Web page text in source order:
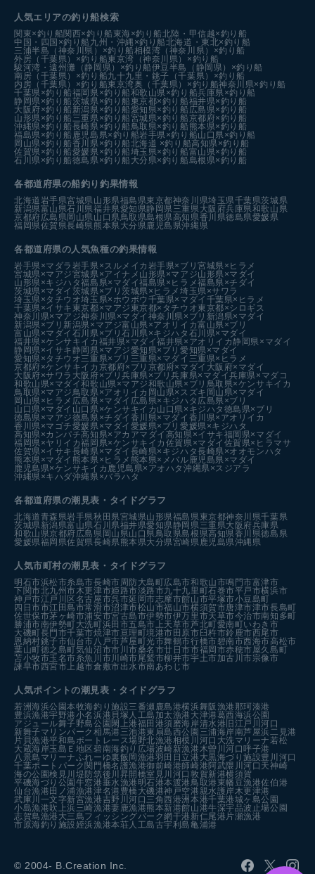
人気エリアの釣り船検索
関東×釣り船関西×釣り船 東海×釣り船北陸・甲信越×釣り船
中国・四国×釣り船 九州・沖縄×釣り船北海道・東北×釣り船
三浦半島（神奈川県）×釣り船相模湾（神奈川県）×釣り船
外房（千葉県）×釣り船東京湾（神奈川県）×釣り船
駿河湾・遠州灘（静岡県）×釣り船伊豆半島（静岡県）×釣り船
南房（千葉県）×釣り船九十九里・銚子（千葉県）×釣り船
内房（千葉県）×釣り船東京湾奥（千葉県）×釣り船神奈川県×釣り船
千葉県×釣り船福岡県×釣り船和歌山県×釣り船兵庫県×釣り船
静岡県×釣り船茨城県×釣り船 東京都×釣り船福井県×釣り船
大阪府×釣り船 新潟県×釣り船愛知県×釣り船 広島県×釣り船
山形県×釣り船 三重県×釣り船宮城県×釣り船京都府×釣り船
沖縄県×釣り船長崎県×釣り船鳥取県×釣り船 熊本県×釣り船
福島県×釣り船 鹿児島県×釣り船岩手県×釣り船山口県×釣り船
岡山県×釣り船香川県×釣り船北海道 ×釣り船高知県×釣り船
佐賀県×釣り船愛媛県×釣り船埼玉県×釣り船富山県×釣り船
石川県×釣り船徳島県×釣り船 大分県×釣り船島根県×釣り船
各都道府県の船釣り釣果情報
北海道岩手県宮城県山形県福島県東京都神奈川県埼玉県千葉県茨城県
新潟県富山県石川県福井県愛知県静岡県三重県大阪府兵庫県和歌山県
京都府広島県岡山県山口県鳥取県島根県高知県香川県徳島県愛媛県
福岡県佐賀県長崎県熊本県大分県鹿児島県沖縄県
各都道府県の人気魚種の釣果情報
岩手県×マダラ 岩手県×スルメイカ 岩手県×ブリ宮城県×ヒラメ
宮城県×マアジ宮城県×アイナメ 山形県×マアジ山形県×マダイ
山形県×キジハタ福島県×マダイ福島県×ヒラメ福島県×チダイ
茨城県×マダイ 茨城県×ブリ茨城県×ヒラメ埼玉県×サワラ
埼玉県×タチウオ埼玉県×ホウボウ 千葉県×マダイ 千葉県×ヒラメ
千葉県×イサキ 東京都×マアジ 東京都×タチウオ東京都×シロギス
神奈川県×マアジ神奈川県×マダイ 神奈川県×ブリ 新潟県×マダイ
新潟県×ブリ 新潟県×マアジ富山県×アオリイカ富山県×ブリ
富山県×マダイ 石川県×ブリ石川県×キジハタ 石川県×マダイ
福井県×ケンサキイカ 福井県×マダイ福井県×アオリイカ 静岡県×マダイ
静岡県×イサキ 静岡県×マアジ愛知県×ブリ愛知県×マダイ
愛知県×タチウオ三重県×ブリ 三重県×マダイ 三重県×ヒラメ
京都府×ケンサキイカ 京都府×ブリ 京都府×マダイ 大阪府×マダイ
大阪府×サワラ 大阪府×ブリ兵庫県×ブリ兵庫県×マダイ兵庫県×マダコ
和歌山県×マダイ和歌山県×マアジ和歌山県×ブリ 鳥取県×ケンサキイカ
鳥取県×マアジ鳥取県×アオリイカ 岡山県×スズキ 岡山県×マダイ
岡山県×ヒラメ 広島県×マダイ 広島県×キジハタ 広島県×ブリ
山口県×マダイ 山口県×ケンサキイカ 山口県×キジハタ 徳島県×ブリ
徳島県×マアジ徳島県×チダイ 香川県×マダイ 香川県×アオリイカ
香川県×マゴチ愛媛県×マダイ 愛媛県×ブリ愛媛県×キジハタ
高知県×カンパチ高知県×アカアマダイ 高知県×イサキ福岡県×マダイ
福岡県×ヤリイカ福岡県×ケンサキイカ 佐賀県×マダイ 佐賀県×ヒラマサ
佐賀県×イサキ長崎県×マダイ 長崎県×キジハタ長崎県×オオモンハタ
熊本県×マダイ 熊本県×ヒラメ 熊本県×メバル鹿児島県×マダイ
鹿児島県×ケンサキイカ 鹿児島県×アオハタ沖縄県×スジアラ
沖縄県×キハダ沖縄県×バラハタ
各都道府県の潮見表 ・タイドグラフ
北海道青森県岩手県秋田県宮城県山形県福島県東京都神奈川県千葉県
茨城県新潟県富山県石川県福井県愛知県静岡県三重県大阪府兵庫県
和歌山県京都府広島県 岡山県山口県鳥取県島根県高知県香川県徳島県
愛媛県福岡県佐賀県長崎県熊本県大分県宮崎県鹿児島県沖縄県
人気市町村の潮見表・タイドグラフ
明石市浜松市糸島市長崎市周防大島町広島市和歌山市鳴門市富津市
下関市北九州市木更津市姫路市淡路市九十九里町石巻市平戸市横浜市
神戸市江戸川区 名古屋市呉市延岡市志摩市館山市平塚市小豆島町
四日市市江田島市常滑市沼津市松山市福山市横須賀市唐津市津市長島町
佐世保市茅ヶ崎市浦安市宮古島市伊勢市伊万里市天草市今治市南知多町
勝浦市南伊勢町大洗町浜田市五島市 上天草市芦北町愛南町いわき市
大磯町長門市千葉市焼津市亘理町境港市 田原市 臼杵市鈴鹿市西尾市
恩納村銚子市仙台市八戸市芦屋町光市舞鶴市行橋市碧南市西海市高松市
葉山町徳之島町気仙沼市市川市桑名市廿日市市福岡市赤穂市屋久島町
苫小牧市玉名市糸魚川市川崎市尾鷲市柳井市宇土市加古川市宗像市
諫早市西宮市 上越市倉敷市出水市南あわじ市
人気ポイントの潮見表・タイドグラフ
若洲海浜公園本牧海釣り施設三番瀬 鹿島港横浜舞阪漁港 那珂湊港
豊浜漁港宇野港小名浜港 貝塚人工島 加太漁港 大津港葛西海浜公園
アジュール舞子野島公園 閖上港福田港須磨海岸清水港 旧江戸川河口
新舞子マリンパーク 相馬港 三池港東扇島西公園 三浦海岸南芦屋浜二見港
片貝漁港平和島ボートレース場野北漁港相模川河口 大洗マリーナ若松
大蔵海岸玉島Ｅ地区 碧南海釣り広場波崎新漁港木曽川河口 呼子港
八景島マリーナふれーゆ裏飯岡漁港羽田 日立港 大黒海づり施設豊川河口
千葉ポートパーク 関門橋名護漁港御前崎港師崎港 阿武隈川河口 天神崎
海の公園検見川堤防筑後川昇開橋室見川河口敦賀新港横須賀
平磯海づり公園 牛窓港垂水漁港 明石港本渡港鳥取港 東幡豆漁港佐伯港
仙台漁港 田ノ浦漁港津名港 豊橋 大磯港神戸空港親水護岸木更津港
武庫川一文字新宮漁港吉野川河口 三角西港洲本港千葉港城ヶ島公園
小島漁港吹上浜三崎漁港妻鹿漁港熊本新港館山港牛深宇品波止場公園
志賀島漁港 大三島フィッシングパーク網干港 新仁尾港 片瀬漁港
市原海釣り施設姪浜漁港本荘人工島古宇利島亀浦港
© 2004- B.Creation Inc.